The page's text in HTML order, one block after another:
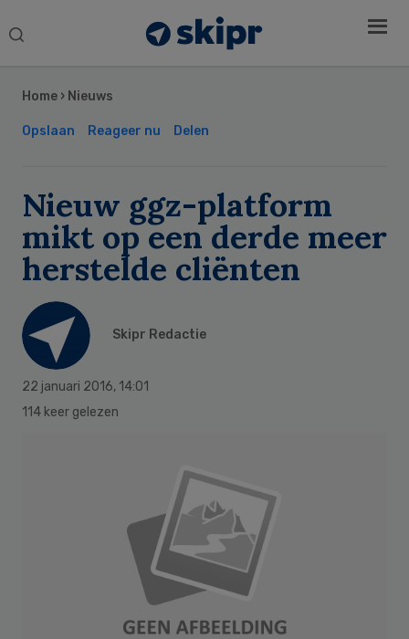
Search
Home › Nieuws
Opslaan Reageer nu Delen
Nieuw ggz-platform
mikt op een derde meer
herstelde cliënten
Skipr Redactie
22 januari 2016, 14:01
114 keer gelezen
Sidebar